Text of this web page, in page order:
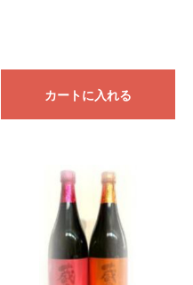
カートに入れる